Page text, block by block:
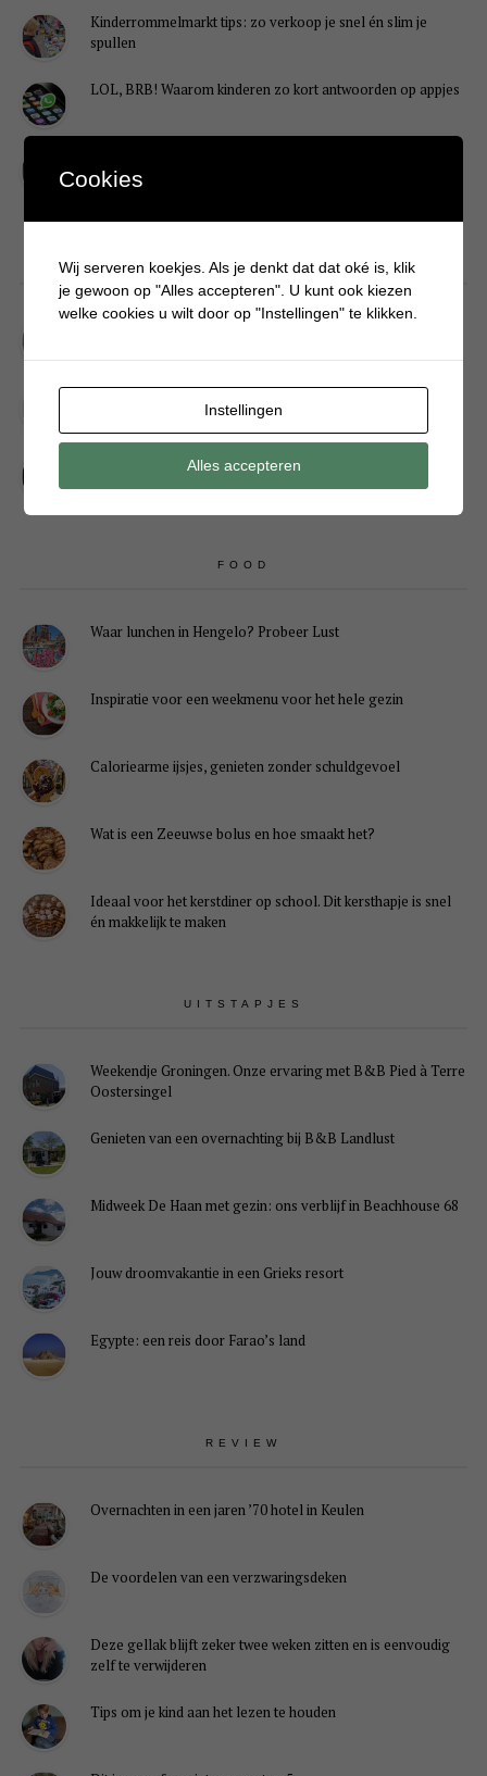
Kinderrommelmarkt tips: zo verkoop je snel én slim je
spullen
LOL, BRB! Waarom kinderen zo kort antwoorden op appjes
DIY
Simpele DIY: Maak een geurroos van watten
Kerstengel maken van een houten wasknijper
Sneeuwpopkrans maken om bij de voordeur te hangen
FOOD
Waar lunchen in Hengelo? Probeer Lust
Inspiratie voor een weekmenu voor het hele gezin
Caloriearme ijsjes, genieten zonder schuldgevoel
Wat is een Zeeuwse bolus en hoe smaakt het?
Ideaal voor het kerstdiner op school. Dit kersthapje is snel
én makkelijk te maken
UITSTAPJES
Weekendje Groningen. Onze ervaring met B&B Pied à Terre
Oostersingel
Genieten van een overnachting bij B&B Landlust
Midweek De Haan met gezin: ons verblijf in Beachhouse 68
Jouw droomvakantie in een Grieks resort
Egypte: een reis door Farao’s land
REVIEW
Overnachten in een jaren ’70 hotel in Keulen
De voordelen van een verzwaringsdeken
Deze gellak blijft zeker twee weken zitten en is eenvoudig
zelf te verwijderen
Tips om je kind aan het lezen te houden
Cookies
Wij serveren koekjes. Als je denkt dat dat oké is, klik
je gewoon op "Alles accepteren". U kunt ook kiezen
welke cookies u wilt door op "Instellingen" te klikken.
Instellingen
Alles accepteren